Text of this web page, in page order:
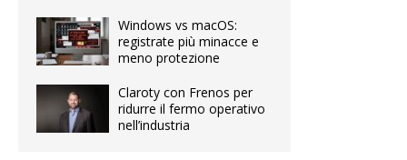
Windows vs macOS:
registrate più minacce e
meno protezione
Claroty con Frenos per
ridurre il fermo operativo
nell’industria